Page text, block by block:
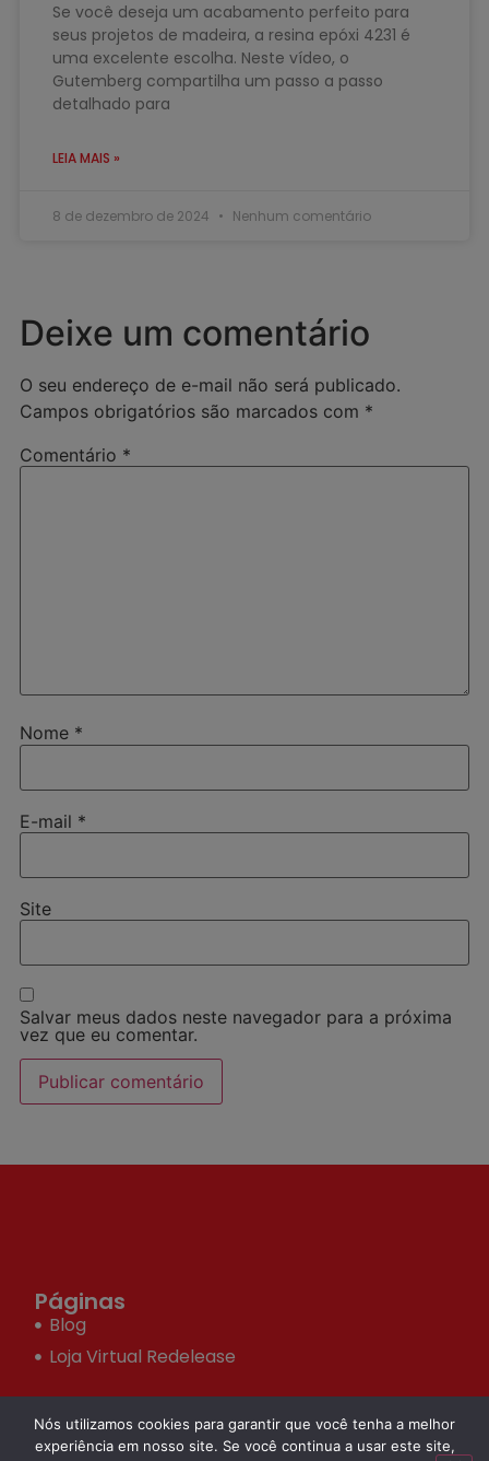
Se você deseja um acabamento perfeito para
seus projetos de madeira, a resina epóxi 4231 é
uma excelente escolha. Neste vídeo, o
Gutemberg compartilha um passo a passo
detalhado para
LEIA MAIS »
8 de dezembro de 2024 Nenhum comentário
Deixe um comentário
O seu endereço de e-mail não será publicado.
Campos obrigatórios são marcados com *
Comentário *
Nome *
E-mail *
Site
Salvar meus dados neste navegador para a próxima
vez que eu comentar.
Páginas
Blog
Loja Virtual Redelease
Redes Sociais
Nós utilizamos cookies para garantir que você tenha a melhor
experiência em nosso site. Se você continua a usar este site,